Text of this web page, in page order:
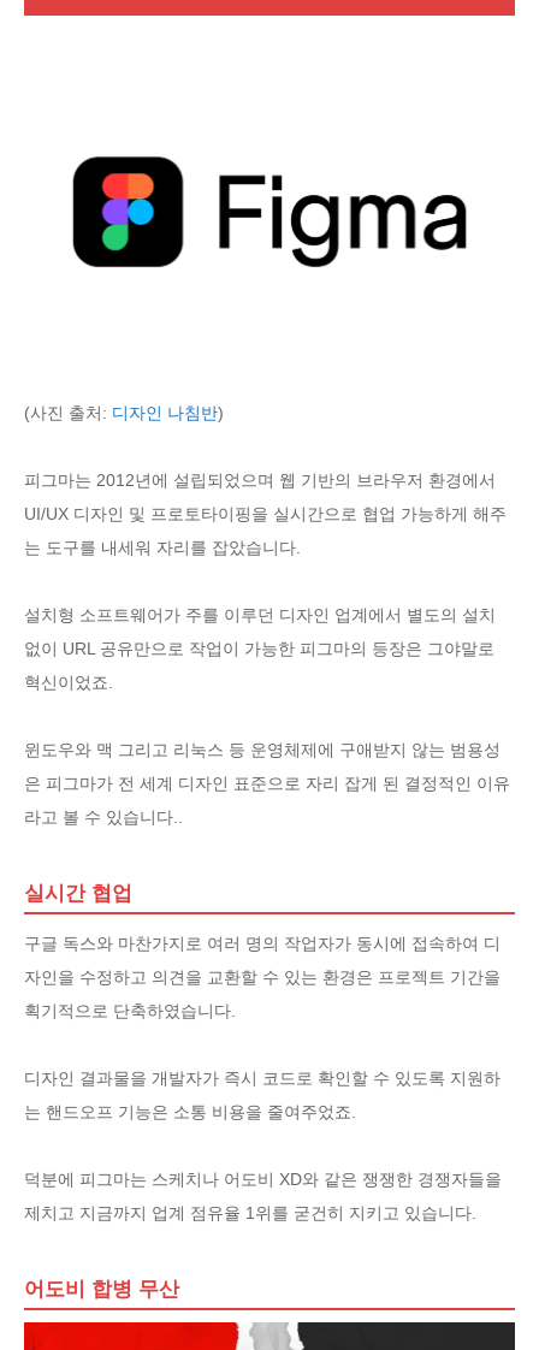
(사진 출처: 디자인 나침반)
피그마는 2012년에 설립되었으며 웹 기반의 브라우저 환경에서
UI/UX 디자인 및 프로토타이핑을 실시간으로 협업 가능하게 해주
는 도구를 내세워 자리를 잡았습니다.
설치형 소프트웨어가 주를 이루던 디자인 업계에서 별도의 설치
없이 URL 공유만으로 작업이 가능한 피그마의 등장은 그야말로
혁신이었죠.
윈도우와 맥 그리고 리눅스 등 운영체제에 구애받지 않는 범용성
은 피그마가 전 세계 디자인 표준으로 자리 잡게 된 결정적인 이유
라고 볼 수 있습니다..
실시간 협업
구글 독스와 마찬가지로 여러 명의 작업자가 동시에 접속하여 디
자인을 수정하고 의견을 교환할 수 있는 환경은 프로젝트 기간을
획기적으로 단축하였습니다.
디자인 결과물을 개발자가 즉시 코드로 확인할 수 있도록 지원하
는 핸드오프 기능은 소통 비용을 줄여주었죠.
덕분에 피그마는 스케치나 어도비 XD와 같은 쟁쟁한 경쟁자들을
제치고 지금까지 업계 점유율 1위를 굳건히 지키고 있습니다.
어도비 합병 무산